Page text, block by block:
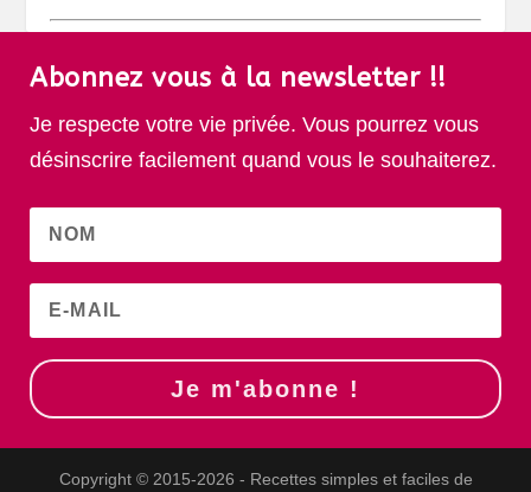
Abonnez vous à la newsletter !!
Je respecte votre vie privée. Vous pourrez vous
désinscrire facilement quand vous le souhaiterez.
Je m'abonne !
Copyright © 2015-2026 - Recettes simples et faciles de